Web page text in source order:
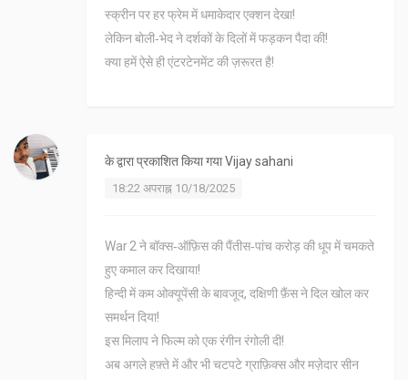
स्क्रीन पर हर फ्रेम में धमाकेदार एक्शन देखा!
लेकिन बोली‑भेद ने दर्शकों के दिलों में फड़कन पैदा की!
क्या हमें ऐसे ही एंटरटेनमेंट की ज़रूरत है!
के द्वारा प्रकाशित किया गयाVijay sahani
18:22 अपराह्न 10/18/2025
War 2 ने बॉक्स‑ऑफ़िस की पैंतीस‑पांच करोड़ की धूप में चमकते
हुए कमाल कर दिखाया!
हिन्दी में कम ओक्यूपेंसी के बावजूद, दक्षिणी फ़ैंस ने दिल खोल कर
समर्थन दिया!
इस मिलाप ने फिल्म को एक रंगीन रंगोली दी!
अब अगले हफ़्ते में और भी चटपटे ग्राफ़िक्स और मज़ेदार सीन